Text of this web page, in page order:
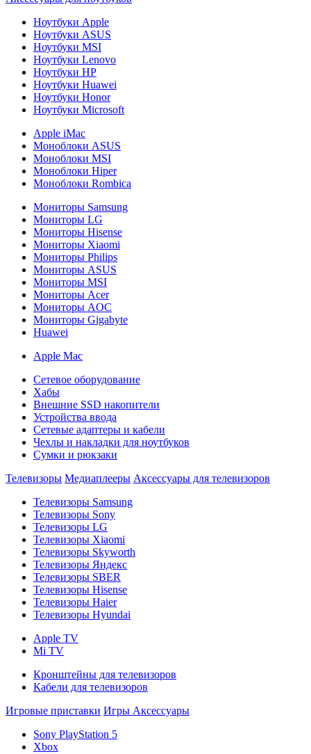
Ноутбуки Apple
Ноутбуки ASUS
Ноутбуки MSI
Ноутбуки Lenovo
Ноутбуки HP
Ноутбуки Huawei
Ноутбуки Honor
Ноутбуки Microsoft
Apple iMac
Моноблоки ASUS
Моноблоки MSI
Моноблоки Hiper
Моноблоки Rombica
Мониторы Samsung
Мониторы LG
Мониторы Hisense
Мониторы Xiaomi
Мониторы Philips
Мониторы ASUS
Мониторы MSI
Мониторы Acer
Мониторы AOC
Мониторы Gigabyte
Huawei
Apple Mac
Сетевое оборудование
Хабы
Внешние SSD накопители
Устройства ввода
Сетевые адаптеры и кабели
Чехлы и накладки для ноутбуков
Сумки и рюкзаки
Телевизоры Медиаплееры Аксессуары для телевизоров
Телевизоры Samsung
Телевизоры Sony
Телевизоры LG
Телевизоры Xiaomi
Телевизоры Skyworth
Телевизоры Яндекс
Телевизоры SBER
Телевизоры Hisense
Телевизоры Haier
Телевизоры Hyundai
Apple TV
Mi TV
Кронштейны для телевизоров
Кабели для телевизоров
Игровые приставки Игры Аксессуары
Sony PlayStation 5
Xbox